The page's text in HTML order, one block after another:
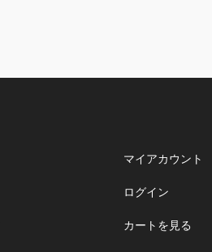
マイアカウント
ログイン
カートを見る